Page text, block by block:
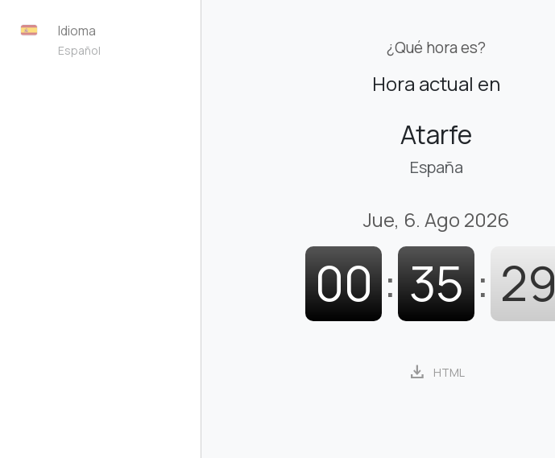
Idioma
Español ¿Qué hora es?
Hora actual en
Atarfe
España
Jue, 6. Ago 2026
00 : 35 : 30
download HTML